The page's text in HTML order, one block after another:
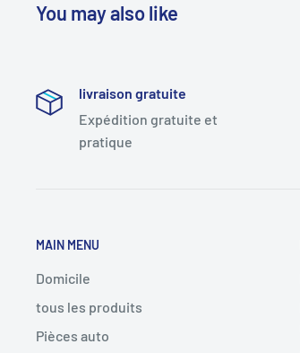
You may also like
livraison gratuite
Expédition gratuite et
pratique
MAIN MENU
Domicile
tous les produits
Pièces auto